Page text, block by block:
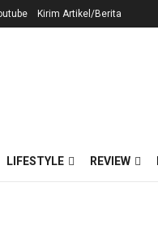
Kirim Artikel/Berita
LIFESTYLE REVIEW